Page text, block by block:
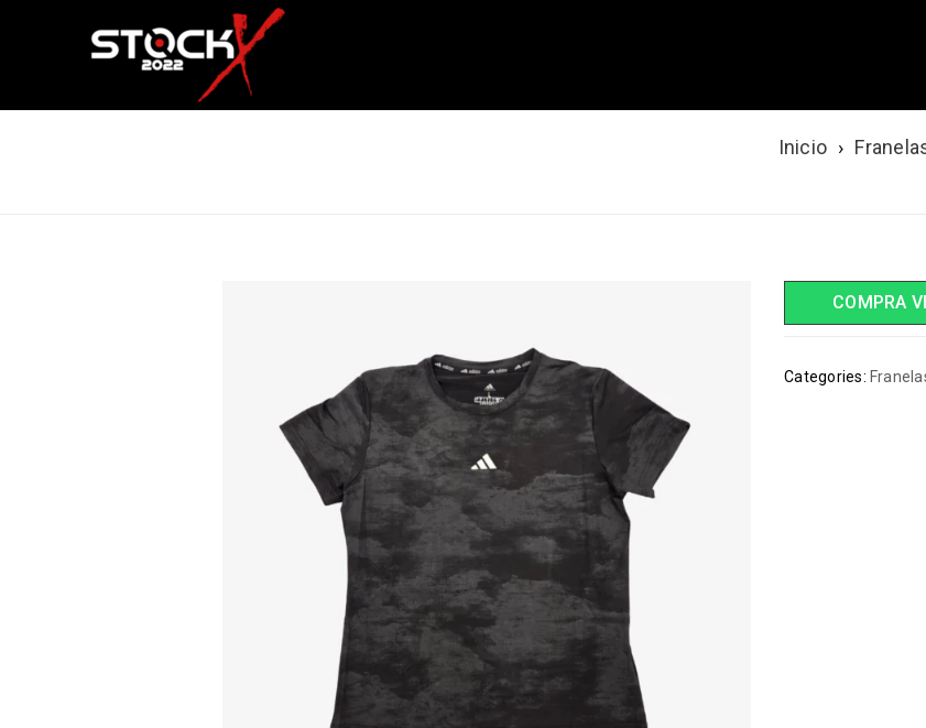
Inicio ›
COMPRA
Categories: